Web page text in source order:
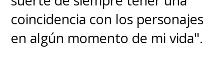
Misaki Kuno, Faputa yIrumyuui,
Made in Abyss: The Golden City
coincidencia con los personajes
en algún momento de mi vida".